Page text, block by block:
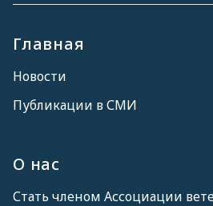
Главная
Новости
Публикации в СМИ
О нас
Стать членом Ассоциации